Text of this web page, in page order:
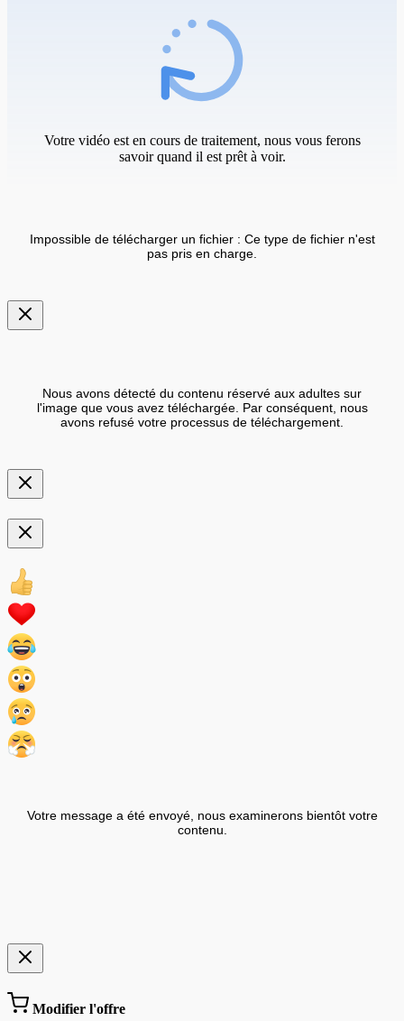
Votre vidéo est en cours de traitement, nous vous ferons
savoir quand il est prêt à voir.
Impossible de télécharger un fichier : Ce type de fichier n'est
pas pris en charge.
Nous avons détecté du contenu réservé aux adultes sur
l'image que vous avez téléchargée. Par conséquent, nous
avons refusé votre processus de téléchargement.
Votre message a été envoyé, nous examinerons bientôt votre
contenu.
Modifier l'offre